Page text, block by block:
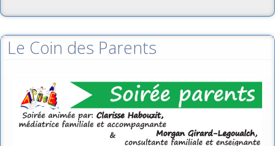
Le Coin des Parents